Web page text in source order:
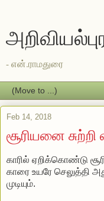
- என்.ராமதுரை
Feb 14, 2018
சூரியனை சுற்றி
காரில் ஏறிக்கொண்டு
காரை உயரே செலுத்தி
முடியும்.